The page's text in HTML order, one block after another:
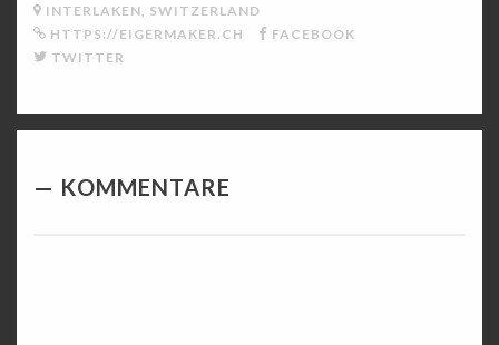
INTERLAKEN, SWITZERLAND
HTTPS://EIGERMAKER.CH
FACEBOOK
TWITTER
KOMMENTARE